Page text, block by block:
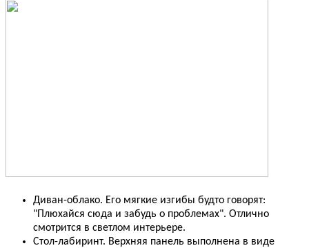
Диван-облако. Его мягкие изгибы будто говорят:
"Плюхайся сюда и забудь о проблемах". Отлично
смотрится в светлом интерьере.
Стол-лабиринт. Верхняя панель выполнена в виде